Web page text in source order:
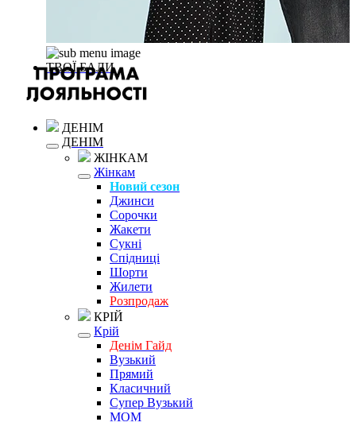
ТВОЇ БАЛИ
ДЕНІМ
ДЕНІМ
ЖІНКАМ
Жінкам
Новий сезон
Джинси
Сорочки
Жакети
Сукні
Спідниці
Шорти
Жилети
Розпродаж
КРІЙ
Крій
Денім Гайд
Вузький
Прямий
Класичний
Супер Вузький
MOM